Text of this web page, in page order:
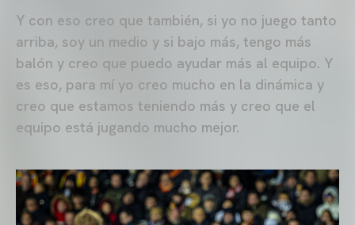
Y con eso creo que también, si yo no juego tanto
arriba, soy un medio y si bajo más, tengo más
balón y creo que puedo ayudar más al equipo. Y
es eso, para mí yo creo mucho en la dinámica y
creo que estamos teniendo más y creo que el
equipo está jugando mucho mejor.